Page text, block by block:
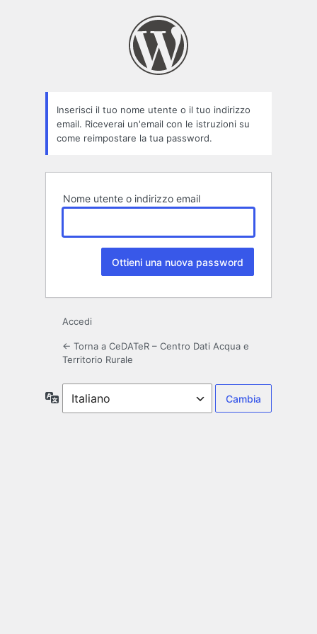
Inserisci il tuo nome utente o il tuo indirizzo
email. Riceverai un'email con le istruzioni su
come reimpostare la tua password.
Nome utente o indirizzo email
Accedi
← Torna a CeDATeR – Centro Dati Acqua e
Territorio Rurale
Lingua